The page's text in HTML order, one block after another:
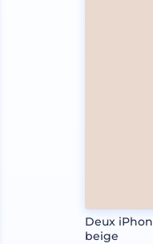
Deux
beige